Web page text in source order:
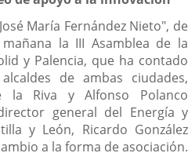
María Fernández Nieto", de
la III Asamblea de la
y Palencia, que ha contado
de ambas ciudades,
la Riva y Alfonso Polanco
general del Energía y
y León, Ricardo González
a la forma de asociación.